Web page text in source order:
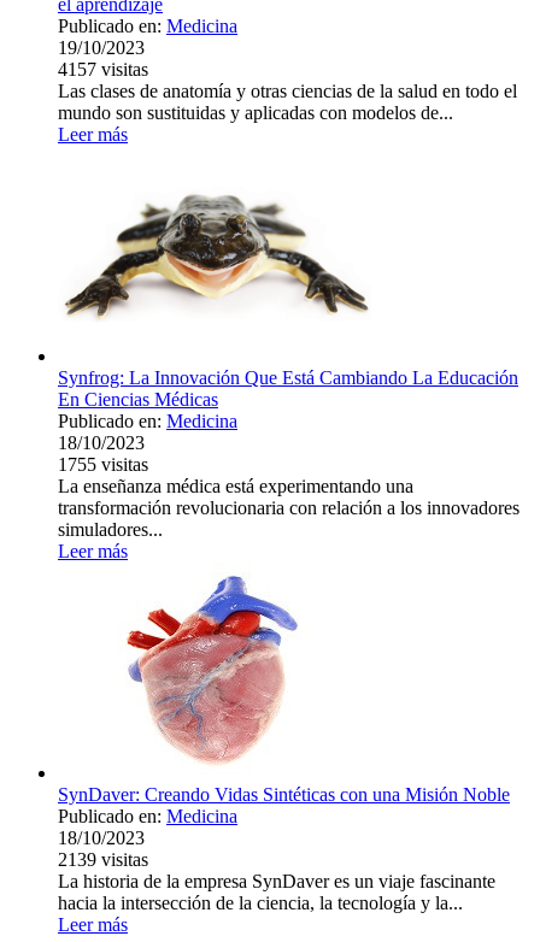
el aprendizaje
Publicado en: Medicina
19/10/2023
4157 visitas
Las clases de anatomía y otras ciencias de la salud en todo el
mundo son sustituidas y aplicadas con modelos de...
Leer más
Synfrog: La Innovación Que Está Cambiando La Educación
En Ciencias Médicas
Publicado en: Medicina
18/10/2023
1755 visitas
La enseñanza médica está experimentando una
transformación revolucionaria con relación a los innovadores
simuladores...
Leer más
SynDaver: Creando Vidas Sintéticas con una Misión Noble
Publicado en: Medicina
18/10/2023
2139 visitas
La historia de la empresa SynDaver es un viaje fascinante
hacia la intersección de la ciencia, la tecnología y la...
Leer más